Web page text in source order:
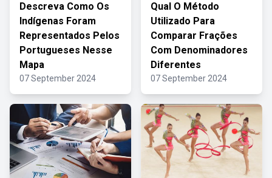
Descreva Como Os
Indígenas Foram
Representados Pelos
Portugueses Nesse
Mapa
07 September 2024
Qual O Método
Utilizado Para
Comparar Frações
Com Denominadores
Diferentes
07 September 2024